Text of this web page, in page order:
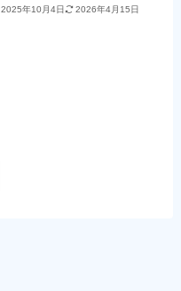
2025年10月4日 2026年4月15日